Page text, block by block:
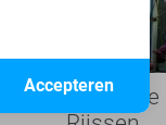
Een
Accepteren